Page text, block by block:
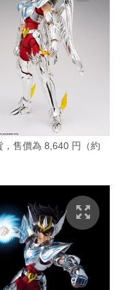
，售價為 8,640 円（約